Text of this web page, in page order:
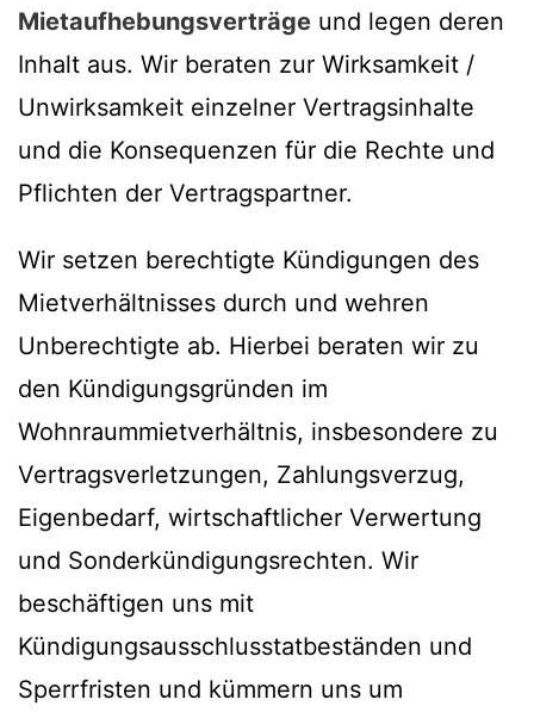
Mietaufhebungsverträge und legen deren
Inhalt aus. Wir beraten zur Wirksamkeit /
Unwirksamkeit einzelner Vertragsinhalte
und die Konsequenzen für die Rechte und
Pflichten der Vertragspartner.
Wir setzen berechtigte Kündigungen des
Mietverhältnisses durch und wehren
Unberechtigte ab. Hierbei beraten wir zu
den Kündigungsgründen im
Wohnraummietverhältnis, insbesondere zu
Vertragsverletzungen, Zahlungsverzug,
Eigenbedarf, wirtschaftlicher Verwertung
und Sonderkündigungsrechten. Wir
beschäftigen uns mit
Kündigungsausschlusstatbeständen und
Sperrfristen und kümmern uns um